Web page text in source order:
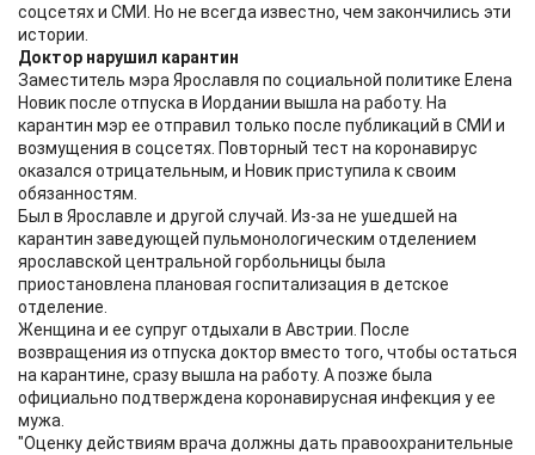
соцсетях и СМИ. Но не всегда известно, чем закончились эти
истории.
Доктор нарушил карантин
Заместитель мэра Ярославля по социальной политике Елена
Новик после отпуска в Иордании вышла на работу. На
карантин мэр ее отправил только после публикаций в СМИ и
возмущения в соцсетях. Повторный тест на коронавирус
оказался отрицательным, и Новик приступила к своим
обязанностям.
Был в Ярославле и другой случай. Из-за не ушедшей на
карантин заведующей пульмонологическим отделением
ярославской центральной горбольницы была
приостановлена плановая госпитализация в детское
отделение.
Женщина и ее супруг отдыхали в Австрии. После
возвращения из отпуска доктор вместо того, чтобы остаться
на карантине, сразу вышла на работу. А позже была
официально подтверждена коронавирусная инфекция у ее
мужа.
"Оценку действиям врача должны дать правоохранительные